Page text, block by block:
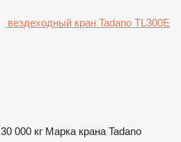
вездеходный кран Tadano TL300E
30 000 кг Марка крана Tadano